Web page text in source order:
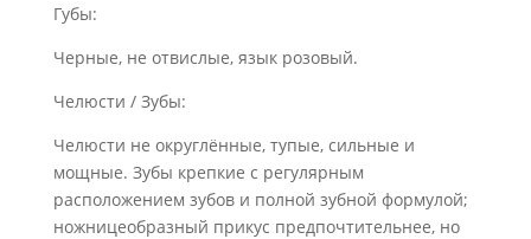
Губы:
Черные, не отвислые, язык розовый.
Челюсти / Зубы:
Челюсти не округлённые, тупые, сильные и
мощные. Зубы крепкие с регулярным
расположением зубов и полной зубной формулой;
ножницеобразный прикус предпочтительнее, но